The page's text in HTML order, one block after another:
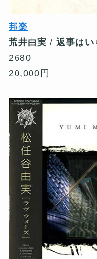
邦楽
荒井由実 /返事はい
2680
20,000円